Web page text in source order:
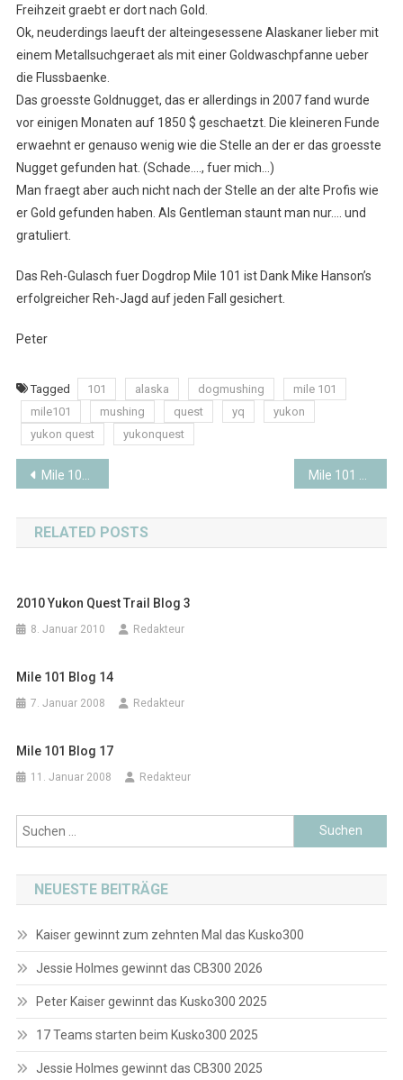
Freihzeit graebt er dort nach Gold.
Ok, neuderdings laeuft der alteingesessene Alaskaner lieber mit
einem Metallsuchgeraet als mit einer Goldwaschpfanne ueber
die Flussbaenke.
Das groesste Goldnugget, das er allerdings in 2007 fand wurde
vor einigen Monaten auf 1850 $ geschaetzt. Die kleineren Funde
erwaehnt er genauso wenig wie die Stelle an der er das groesste
Nugget gefunden hat. (Schade…., fuer mich…)
Man fraegt aber auch nicht nach der Stelle an der alte Profis wie
er Gold gefunden haben. Als Gentleman staunt man nur…. und
gratuliert.
Das Reh-Gulasch fuer Dogdrop Mile 101 ist Dank Mike Hanson’s
erfolgreicher Reh-Jagd auf jeden Fall gesichert.
Peter
Tagged 101 alaska dogmushing
mile 101
mile101
mushing quest yq
yukon
yukon quest
yukonquest
Beitragsnavigation
Mile 101 Blog 25
RELATED POSTS
2010 Yukon Quest Trail Blog 3
8. Januar 2010 Redakteur
Mile 101 Blog 14
7. Januar 2008 Redakteur
Mile 101 Blog 17
11. Januar 2008 Redakteur
Suchen
nach:
NEUESTE BEITRÄGE
Kaiser gewinnt zum zehnten Mal das Kusko300
Jessie Holmes gewinnt das CB300 2026
Peter Kaiser gewinnt das Kusko300 2025
17 Teams starten beim Kusko300 2025
Jessie Holmes gewinnt das CB300 2025